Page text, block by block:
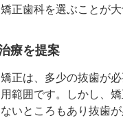
正歯科を選ぶことが大
療を提案
正は、多少の抜歯が
範囲です。しかし、
いところもあり抜歯